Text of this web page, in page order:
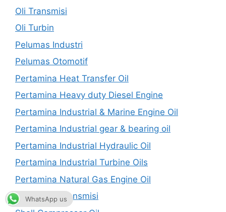
Oli Transmisi
Oli Turbin
Pelumas Industri
Pelumas Otomotif
Pertamina Heat Transfer Oil
Pertamina Heavy duty Diesel Engine
Pertamina Industrial & Marine Engine Oil
Pertamina Industrial gear & bearing oil
Pertamina Industrial Hydraulic Oil
Pertamina Industrial Turbine Oils
Pertamina Natural Gas Engine Oil
Pertamina Transmisi
WhatsApp us